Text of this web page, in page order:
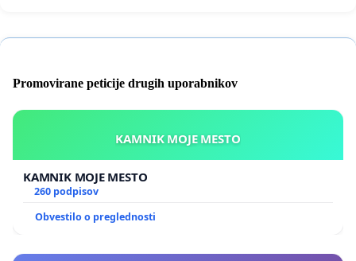
Promovirane peticije drugih uporabnikov
KAMNIK MOJE MESTO
KAMNIK MOJE MESTO
260 podpisov
Obvestilo o preglednosti